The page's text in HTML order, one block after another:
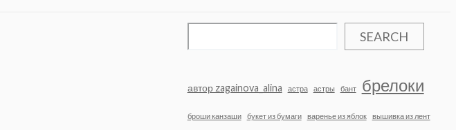
SEARCH
автор zagainova_alina астра астры бант брелоки
броши канзаши букет из бумаги варенье из яблок вышивка из лент